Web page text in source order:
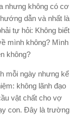
nhưng không có cơ
dẫn và nhất là
tự hỏi: Không biết
mình không? Mình
không?
mỗi ngày nhưng kể
không lãnh đạo
vật chất cho vợ
con. Đây là trường